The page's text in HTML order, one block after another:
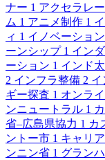
ナー 1 アクセラレ
ム 1 アニメ制作 1
ィ 1 イノベーショ
ーンシップ 1 イン
ーション 1 インド
2 インフラ整備 2 イ
ギー探査 1 オンラ
ンニュートラル 1
省–広島県協力 1 カ
ントー市 1 キャリ
ンニン省 1 グラン